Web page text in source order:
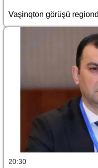
Vaşinqton görüşü
20:30